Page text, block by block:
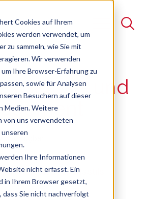
Cookies auf Ihrem
werden verwendet, um
zu sammeln, wie Sie mit
Wir verwenden
Ihre Browser-Erfahrung zu
sowie für Analysen
Besuchern auf dieser
Medien. Weitere
von uns verwendeten
unseren
Ihre Informationen
nicht erfasst. Ein
in Ihrem Browser gesetzt,
dass Sie nicht nachverfolgt
da das Suchfeld leer ist.
Selbst- und
verfügbar
des Arbeitsstils